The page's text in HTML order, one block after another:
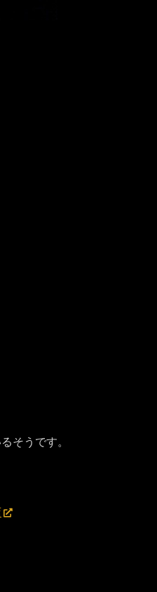
そうです。